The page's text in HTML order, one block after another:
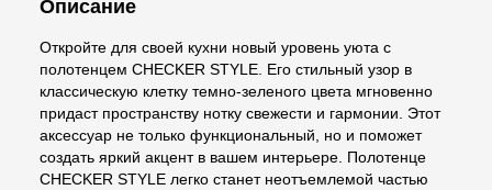
Описание
Откройте для своей кухни новый уровень уюта с
полотенцем CHECKER STYLE. Его стильный узор в
классическую клетку темно-зеленого цвета мгновенно
придаст пространству нотку свежести и гармонии. Этот
аксессуар не только функциональный, но и поможет
создать яркий акцент в вашем интерьере. Полотенце
CHECKER STYLE легко станет неотъемлемой частью